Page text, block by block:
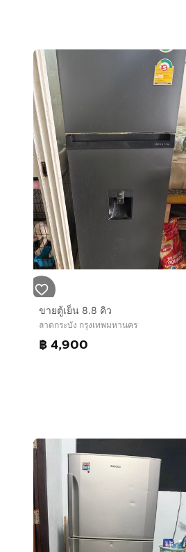
ขายตู้เย็น 8.8 คิว
ลาดกระบัง กรุงเทพมหานคร
฿ 4,900